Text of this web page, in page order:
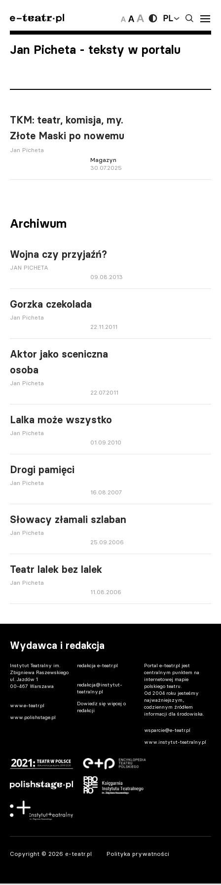
PL
Jan Picheta - teksty w portalu
TKM: teatr, komisja, my.
Złote Maski po nowemu
Jan Picheta
Magazyn
30.07.2025
Archiwum
Wojna czy przyjaźń?
JAN PICHETA
09.08.2013
Gorzka czekolada
Jan Picheta
22.11.2011
Aktor jako sceniczna
osoba
Jan Picheta
22.07.2011
Lalka może wszystko
Jan Picheta
01.09.2010
Drogi pamięci
Jan Picheta
16.08.2007
Słowacy złamali szlaban
Jan Picheta
25.09.2006
Teatr lalek bez lalek
Jan Picheta
11.08.2006
Wydawca i redakcja
Instytut Teatralny im.
Zbigniewa Raszewskiego
ul. Jazdów 1
00-467 Warszawa
www.e-teatr.pl
www.polishstage.pl
redakcja e-teatr.pl
redakcja@instytut-
teatralny.pl
Dowiedz się więcej o
redakcji
Portal e-teatr.pl jest
centralnym punktem na
internetowej mapie
polskiego teatru.
Od 2004 roku jesteśmy
najważniejszym,
codziennym źródłem
informacji dla środowiska.
wsparcie@e-teatr.pl
www.instytut-teatralny.pl
Copyright © 2026 e-teatr.pl Polityka prywatności